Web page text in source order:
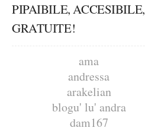
PIPAIBILE, ACCESIBILE,
GRATUITE!
ama
andressa
arakelian
blogu' lu' andra
dam167